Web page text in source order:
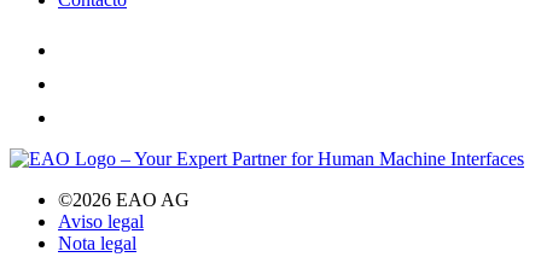
©2026 EAO AG
Aviso legal
Nota legal